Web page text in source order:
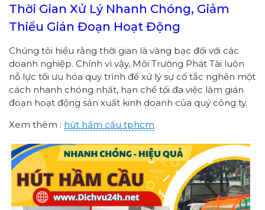
Thời Gian Xử Lý Nhanh Chóng, Giảm
Thiểu Gián Đoạn Hoạt Động
Chúng tôi hiểu rằng thời gian là vàng bạc đối với các
doanh nghiệp. Chính vì vậy, Môi Trường Phát Tài luôn
nỗ lực tối ưu hóa quy trình để xử lý sự cố tắc nghẽn một
cách nhanh chóng nhất, hạn chế tối đa việc làm gián
đoạn hoạt động sản xuất kinh doanh của quý công ty.
Xem thêm : hút hầm cầu tphcm